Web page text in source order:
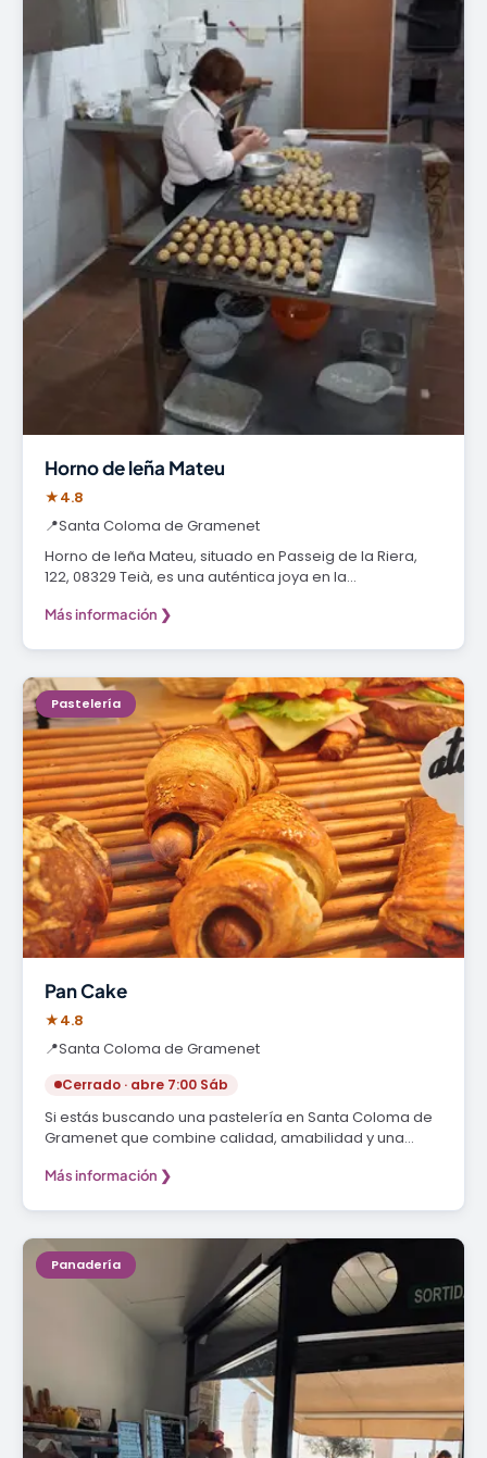
Horno de leña Mateu
★4.8
📍Santa Coloma de Gramenet
Horno de leña Mateu, situado en Passeig de la Riera,
122, 08329 Teià, es una auténtica joya en la…
Más información ❯
Pastelería
Pan Cake
★4.8
📍Santa Coloma de Gramenet
Cerrado · abre 7:00 Sáb
Si estás buscando una pastelería en Santa Coloma de
Gramenet que combine calidad, amabilidad y una…
Más información ❯
Panadería